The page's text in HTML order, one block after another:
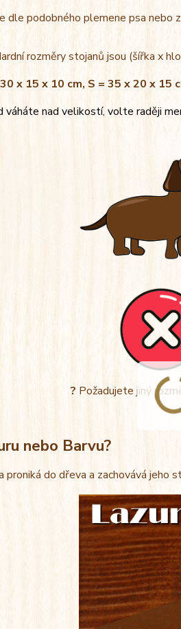
dle podobného plemene psa nebo
rozměry stojanů jsou (šířka x
x 15 x 10 cm, S = 35 x 20 x 15
váháte nad velikostí, volte raději
? Požadujete jiný
nebo Barvu?
proniká do dřeva a zachovává jeho